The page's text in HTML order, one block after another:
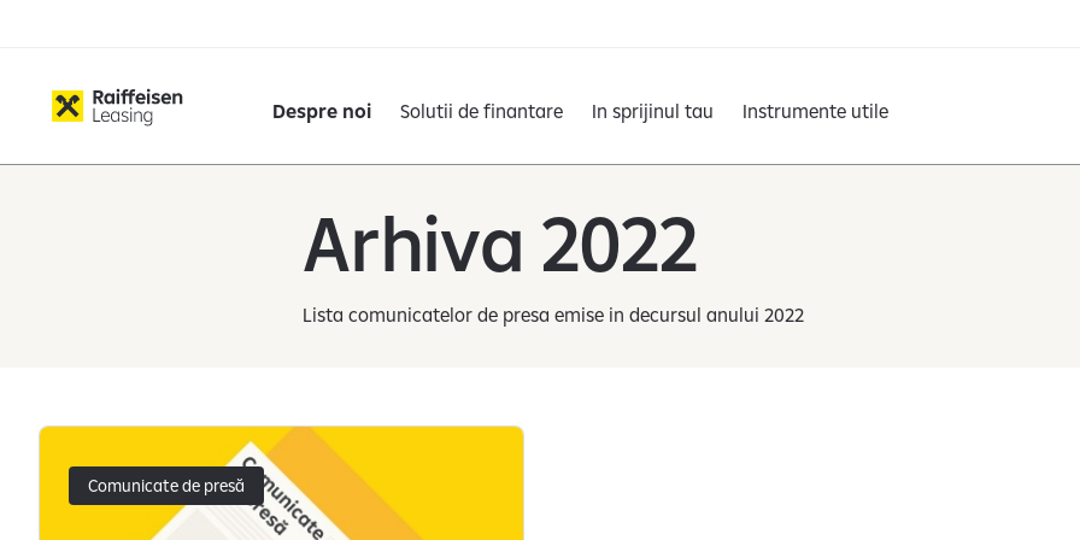
Despre noi Solutii de finantare In sprijinul tau Instrumente utile
Arhiva 2022
Lista comunicatelor de presa emise in decursul anului 2022
Știrile au fost încărcate
Comunicate de presă